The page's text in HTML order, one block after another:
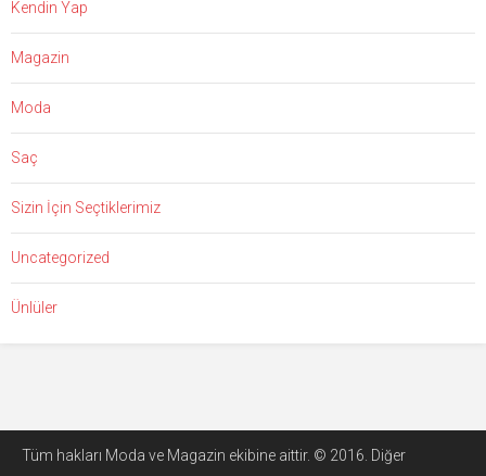
Kendin Yap
Magazin
Moda
Saç
Sizin İçin Seçtiklerimiz
Uncategorized
Ünlüler
Tüm hakları Moda ve Magazin ekibine aittir. © 2016. Diğer